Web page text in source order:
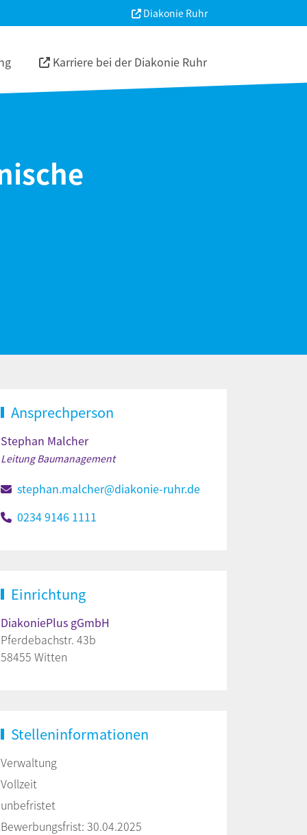
Diakonie Ruhr
Karriere bei der Diakonie Ruhr
Ansprechperson
Stephan Malcher
Leitung Baumanagement
stephan.malcher@diakonie-ruhr.de
0234 9146 1111
Einrichtung
DiakoniePlus gGmbH
Pferdebachstr. 43b
58455 Witten
Stelleninformationen
Verwaltung
Vollzeit
unbefristet
Bewerbungsfrist: 30.04.2025